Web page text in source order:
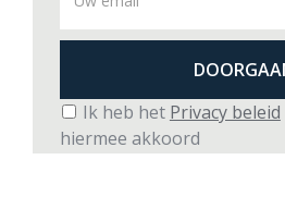
Ik heb het Privacy beleid
hiermee akkoord